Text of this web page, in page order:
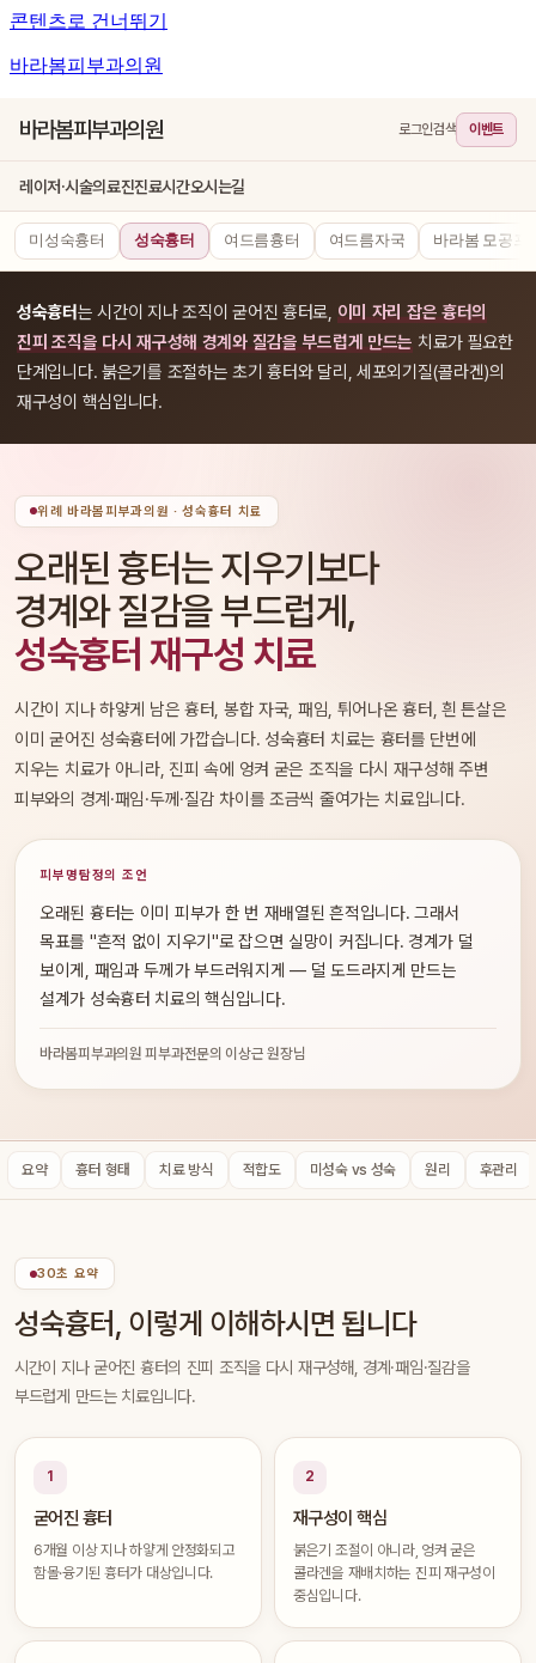
콘텐츠로 건너뛰기
바라봄피부과의원
바라봄피부과의원 로그인검색 이벤트
레이저·시술의료진진료시간오시는길
미성숙흉터 성숙흉터 여드름흉터 여드름자국 바라봄 모공프
성숙흉터는 시간이 지나 조직이 굳어진 흉터로, 이미 자리 잡은 흉터의
진피 조직을 다시 재구성해 경계와 질감을 부드럽게 만드는 치료가 필요한
단계입니다. 붉은기를 조절하는 초기 흉터와 달리, 세포외기질(콜라겐)의
재구성이 핵심입니다.
위례 바라봄피부과의원 · 성숙흉터 치료
오래된 흉터는 지우기보다
경계와 질감을 부드럽게,
성숙흉터 재구성 치료
시간이 지나 하얗게 남은 흉터, 봉합 자국, 패임, 튀어나온 흉터, 흰 튼살은
이미 굳어진 성숙흉터에 가깝습니다. 성숙흉터 치료는 흉터를 단번에
지우는 치료가 아니라, 진피 속에 엉켜 굳은 조직을 다시 재구성해 주변
피부와의 경계·패임·두께·질감 차이를 조금씩 줄여가는 치료입니다.
피부명탐정의 조언
오래된 흉터는 이미 피부가 한 번 재배열된 흔적입니다. 그래서
목표를 "흔적 없이 지우기"로 잡으면 실망이 커집니다. 경계가 덜
보이게, 패임과 두께가 부드러워지게 — 덜 도드라지게 만드는
설계가 성숙흉터 치료의 핵심입니다.
바라봄피부과의원 피부과전문의 이상근 원장님
요약 흉터 형태 치료 방식 적합도 미성숙 vs 성숙 원리 후관리
30초 요약
성숙흉터, 이렇게 이해하시면 됩니다
시간이 지나 굳어진 흉터의 진피 조직을 다시 재구성해, 경계·패임·질감을
부드럽게 만드는 치료입니다.
1
굳어진 흉터
6개월 이상 지나 하얗게 안정화되고
함몰·융기된 흉터가 대상입니다.
2
재구성이 핵심
붉은기 조절이 아니라, 엉켜 굳은
콜라겐을 재배치하는 진피 재구성이
중심입니다.